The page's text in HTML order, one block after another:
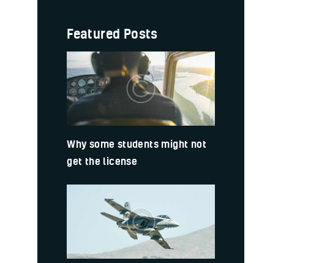
Featured Posts
Why some students might not
get the license